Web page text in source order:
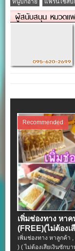
ผู้สนับสนุน หมวดแ
Recommended
เพิ่มช่องทาง หา
(FREE)(ไม่ต้องเ
เพิ่มช่องทาง หาลูกค้า
) ( ไม่ต้องเสียเงินซัก